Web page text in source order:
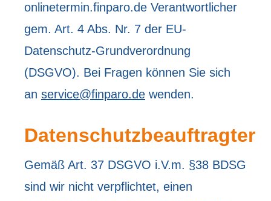
onlinetermin.finparo.de Verantwortlicher
gem. Art. 4 Abs. Nr. 7 der EU-
Datenschutz-Grundverordnung
(DSGVO). Bei Fragen können Sie sich
an service@finparo.de wenden.
Datenschutzbeauftragter
Gemäß Art. 37 DSGVO i.V.m. §38 BDSG
sind wir nicht verpflichtet, einen